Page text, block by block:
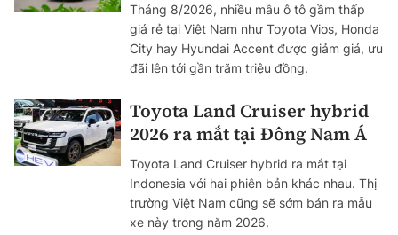
Tháng 8/2026, nhiều mẫu ô tô gầm thấp
giá rẻ tại Việt Nam như Toyota Vios, Honda
City hay Hyundai Accent được giảm giá, ưu
đãi lên tới gần trăm triệu đồng.
Toyota Land Cruiser hybrid
2026 ra mắt tại Đông Nam Á
Toyota Land Cruiser hybrid ra mắt tại
Indonesia với hai phiên bản khác nhau. Thị
trường Việt Nam cũng sẽ sớm bán ra mẫu
xe này trong năm 2026.